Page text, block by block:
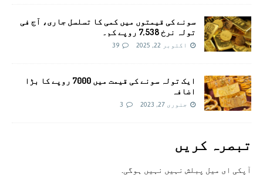
سونے کی قیمتوں میں کمی کا تسلسل جاری، آج فی
تولہ نرخ 7,538 روپے کم۔
اکتوبر 22, 2025 39
ایک تولہ سونے کی قیمت میں 7000 روپے کا بڑا
اضافہ
جنوری 27, 2023 3
تبصرہ کريں
آپکی ای ميل پبلش نہيں نہيں ہوگی.